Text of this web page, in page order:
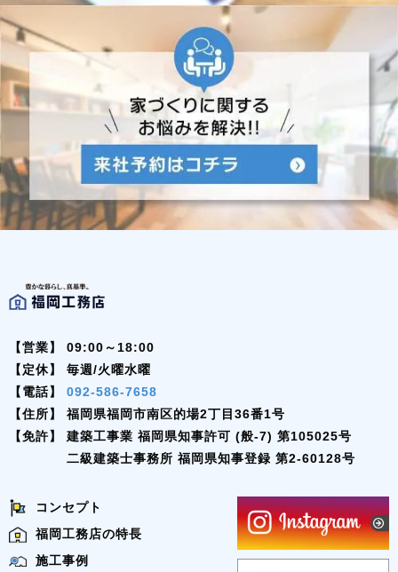
【営業】
09:00～18:00
【定休】
毎週/火曜水曜
【電話】
092-586-7658
【住所】
福岡県福岡市南区的場2丁目36番1号
【免許】
建築工事業 福岡県知事許可 (般-7) 第105025号
二級建築士事務所 福岡県知事登録 第2-60128号
コンセプト
福岡工務店の特長
施工事例